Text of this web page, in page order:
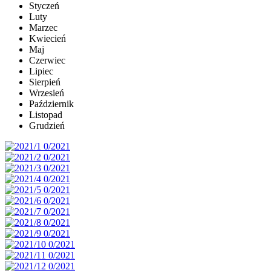
Styczeń
Luty
Marzec
Kwiecień
Maj
Czerwiec
Lipiec
Sierpień
Wrzesień
Październik
Listopad
Grudzień